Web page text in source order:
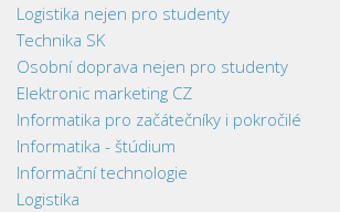
Logistika nejen pro studenty
Technika SK
Osobní doprava nejen pro studenty
Elektronic marketing CZ
Informatika pro začátečníky i pokročilé
Informatika - štúdium
Informační technologie
Logistika